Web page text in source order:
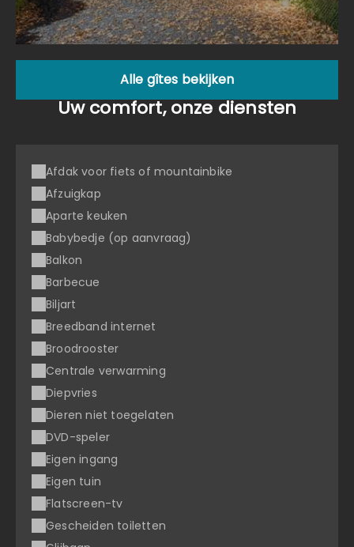
Alle gîtes bekijken
Uw comfort, onze diensten
Afdak voor fiets of mountainbike
Afzuigkap
Aparte keuken
Babybedje (op aanvraag)
Balkon
Barbecue
Biljart
Breedband internet
Broodrooster
Centrale verwarming
Diepvries
Dieren niet toegelaten
DVD-speler
Eigen ingang
Eigen tuin
Flatscreen-tv
Gescheiden toiletten